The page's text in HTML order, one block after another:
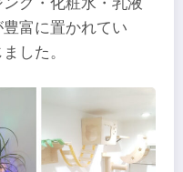
富に置かれてい
した。